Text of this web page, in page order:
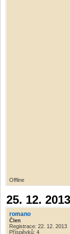
Offline
25. 12.
romano
Člen
Registrace: 22. 12. 2013
Příspěvků: 4